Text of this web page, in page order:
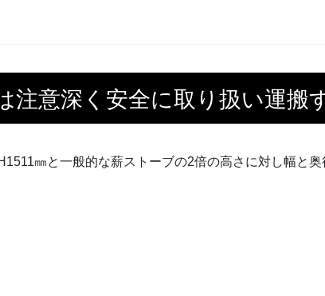
意深く安全に取り扱い運搬
㎜と一般的な薪ストーブの2倍の高さに対し幅と